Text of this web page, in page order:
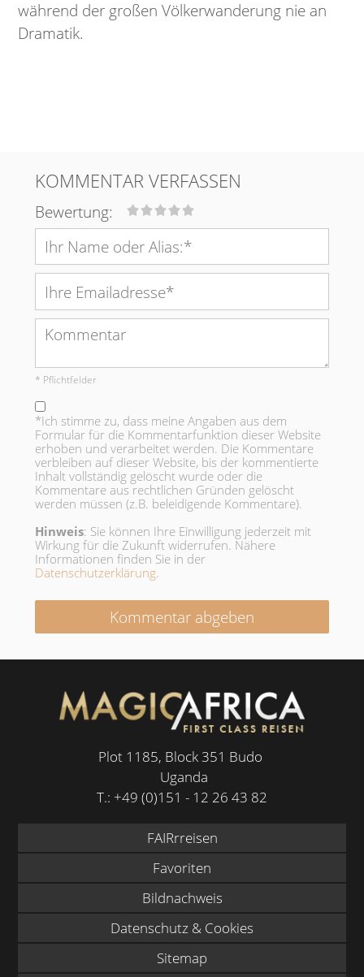
während der großen Völkerwanderung nie an
Dramatik.
KOMMENTAR VERFASSEN
Bewertung:
* Pflichtfelder
*Ich stimme zu, dass meine Angaben aus dem
Formular für die Kommentarfunktion dieser Website
erhoben und verarbeitet werden. Die Kommentare
verbleiben auf dieser Website, bis der kommentierte
Inhalt vollständig gelöscht wurde oder die
Kommentare aus rechtlichen Gründen gelöscht
werden müssen (z.B. beleidigende Kommentare).
Hinweis: Sie können Ihre Einwilligung jederzeit mit
Wirkung für die Zukunft widerrufen. Nähere
Informationen finden Sie in der
Datenschutzerklärung.
Kommentar abgeben
Plot 1185, Block 351 Budo
Uganda
T.: +49 (0)151 - 12 26 43 82
FAIRrreisen
Favoriten
Bildnachweis
Datenschutz & Cookies
Sitemap